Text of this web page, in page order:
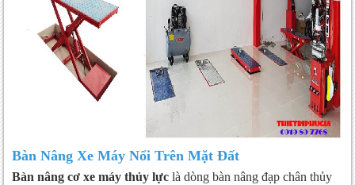
Bàn Nâng Xe Máy Nổi Trên Mặt Đất
Bàn nâng cơ xe máy thủy lực là dòng bàn nâng đạp chân thủy